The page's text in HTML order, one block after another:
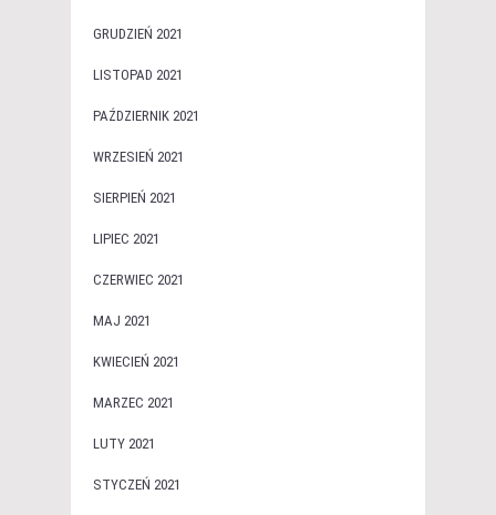
GRUDZIEŃ 2021
LISTOPAD 2021
PAŹDZIERNIK 2021
WRZESIEŃ 2021
SIERPIEŃ 2021
LIPIEC 2021
CZERWIEC 2021
MAJ 2021
KWIECIEŃ 2021
MARZEC 2021
LUTY 2021
STYCZEŃ 2021